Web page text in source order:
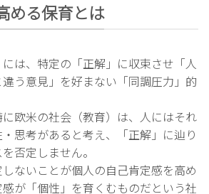
める保育とは
は、特定の「正解」に収束させ「人
う意見」を好まない「同調圧力」的
欧米の社会（教育）は、人にはそれ
思考があると考え、「正解」に辿り
否定しません。
ないことが個人の自己肯定感を高め
が「個性」を育くむものだという社